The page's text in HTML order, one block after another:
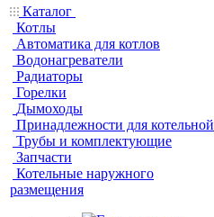
Каталог
Котлы
Автоматика для котлов
Водонагреватели
Радиаторы
Горелки
Дымоходы
Принадлежности для котельной
Трубы и комплектующие
Запчасти
Котельные наружного
размещения